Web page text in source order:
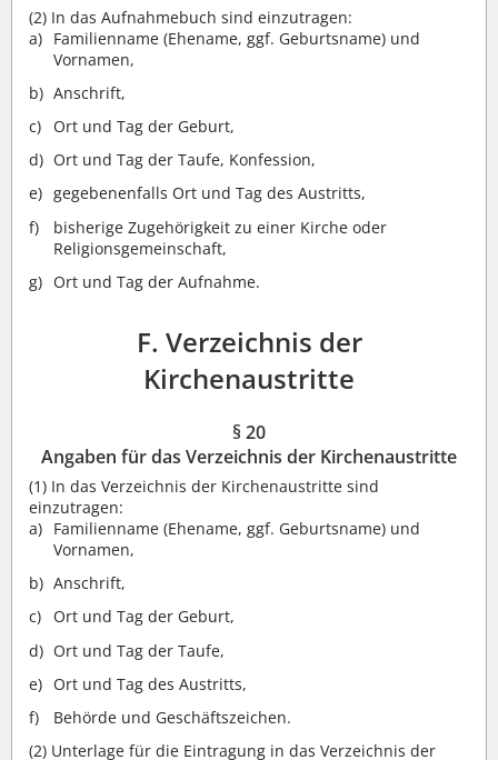
(2) In das Aufnahmebuch sind einzutragen:
Familienname (Ehename, ggf. Geburtsname) und
Vornamen,
Anschrift,
Ort und Tag der Geburt,
Ort und Tag der Taufe, Konfession,
gegebenenfalls Ort und Tag des Austritts,
bisherige Zugehörigkeit zu einer Kirche oder
Religionsgemeinschaft,
Ort und Tag der Aufnahme.
F. Verzeichnis der
Kirchenaustritte
§ 20
Angaben für das Verzeichnis der Kirchenaustritte
(1) In das Verzeichnis der Kirchenaustritte sind
einzutragen:
Familienname (Ehename, ggf. Geburtsname) und
Vornamen,
Anschrift,
Ort und Tag der Geburt,
Ort und Tag der Taufe,
Ort und Tag des Austritts,
Behörde und Geschäftszeichen.
(2) Unterlage für die Eintragung in das Verzeichnis der